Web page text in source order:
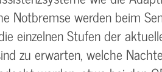
Notbremse werden beim
einzelnen Stufen der
zu erwarten, welche